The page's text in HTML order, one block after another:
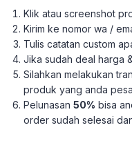
Klik atau screenshot
Kirim ke nomor wa /
Tulis catatan custom
Jika sudah deal harga
Silahkan melakukan
produk yang anda
Pelunasan50% bisa
order sudah selesai